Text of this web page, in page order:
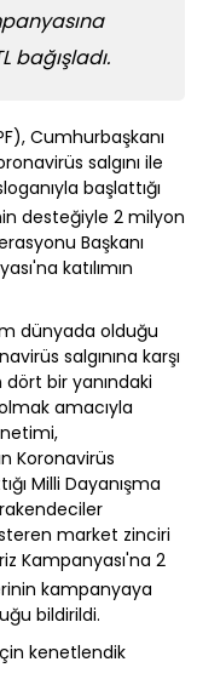
bağışladı.
Cumhurbaşkanı
salgını ile
başlattığı
desteğiyle 2 milyon
Başkanı
katılımın
dünyada olduğu
salgınına karşı
bir yanındaki
amacıyla
Koronavirüs
Milli Dayanışma
market zinciri
Kampanyası'na 2
kampanyaya
bildirildi.
kenetlendik